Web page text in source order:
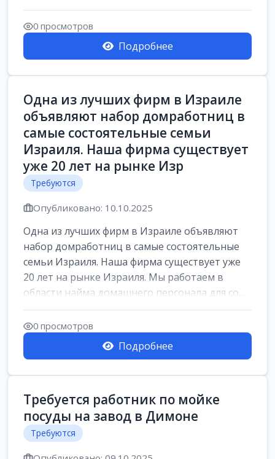
оформление, все соц...
0 просмотров
Подробнее
Одна из лучших фирм в Израиле
объявляют набор домработниц в
самые состоятельные семьи
Израиля. Наша фирма существует
уже 20 лет на рынке Изр
Требуются
Опубликовано: 10.10.2025
Одна из лучших фирм в Израиле объявляют
набор домработниц в самые состоятельные
семьи Израиля. Наша фирма существует уже
20 лет на рынке Израиля. Мы работаем в
области найма домашнего персонала для со...
0 просмотров
Подробнее
Требуется работник по мойке
посуды на завод в Димоне
Требуются